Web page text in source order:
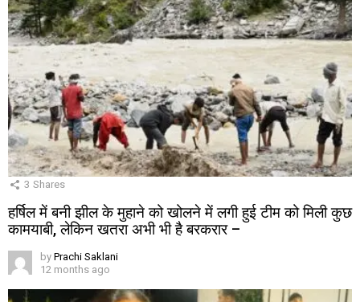
3 Shares
हर्षिल में बनी झील के मुहाने को खोलने में लगी हुई टीम को मिली कुछ
कामयाबी, लेकिन खतरा अभी भी है बरकरार –
by Prachi Saklani
12 months ago